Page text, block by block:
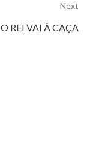
Next
O REI VAI À CAÇA